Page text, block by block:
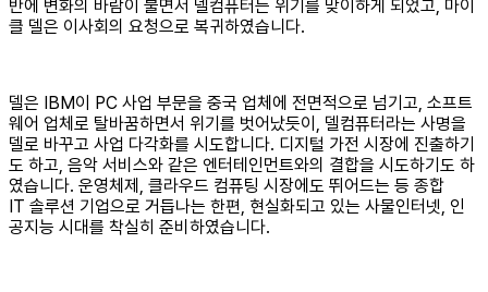
반에 변화의 바람이 불면서 델컴퓨터는 위기를 맞이하게 되었고, 마이
클 델은 이사회의 요청으로 복귀하였습니다.
델은 IBM이 PC 사업 부문을 중국 업체에 전면적으로 넘기고, 소프트
웨어 업체로 탈바꿈하면서 위기를 벗어났듯이, 델컴퓨터라는 사명을
델로 바꾸고 사업 다각화를 시도합니다. 디지털 가전 시장에 진출하기
도 하고, 음악 서비스와 같은 엔터테인먼트와의 결합을 시도하기도 하
였습니다. 운영체제, 클라우드 컴퓨팅 시장에도 뛰어드는 등 종합
IT 솔루션 기업으로 거듭나는 한편, 현실화되고 있는 사물인터넷, 인
공지능 시대를 착실히 준비하였습니다.